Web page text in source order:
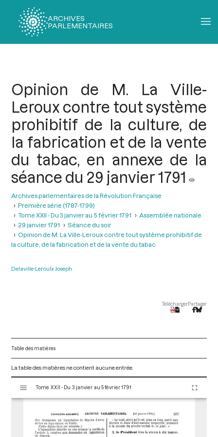
ARCHIVES
PARLEMENTAIRES
Opinion de M. La Ville-
Leroux contre tout système
prohibitif de la culture, de
la fabrication et de la vente
du tabac, en annexe de la
séance du 29 janvier 1791
Archives parlementaires de la Révolution Française
Première série (1787-1799)
Tome XXII - Du 3 janvier au 5 février 1791
Assemblée nationale
29 janvier 1791
Séance du soir
Opinion de M. La Ville-Leroux contre tout système prohibitif de
la culture, de la fabrication et de la vente du tabac
Delaville-Leroulx Joseph
TéléchargerPartager
Table des matières
La table des matières ne contient aucune entrée.
s
Tome XXII - Du 3 janvier au 5 février 1791